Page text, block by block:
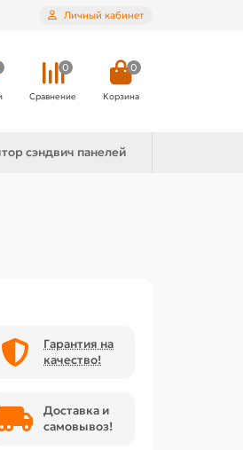
Личный кабинет
0
Сравнение
0
Корзина
сэндвич панелей
Гарантия на
качество!
Доставка и
самовывоз!